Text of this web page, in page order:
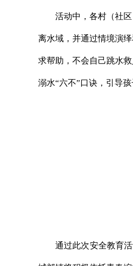
活动中，各村（社
离水域，并通过情境演
求帮助，不会自己跳水
溺水“六不”口诀，引导
通过此次安全教育